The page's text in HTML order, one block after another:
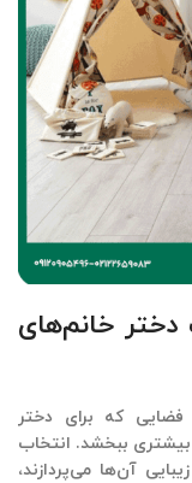
خانم‌های
فضایی که برای دختر
بیشتری ببخشد. انتخاب
آن‌ها می‌پردازند،